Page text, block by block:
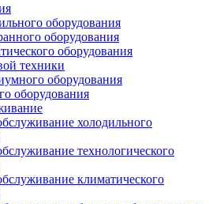
оборудования
оборудования
оборудования
техники
оборудования
оборудования
холодильного
технологического
климатического